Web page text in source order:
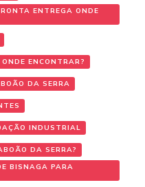
ENTREGA ONDE
ENCONTRAR?
DA SERRA
INDUSTRIAL
DA SERRA?
BISNAGA PARA